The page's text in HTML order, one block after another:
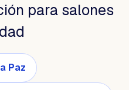
para salones
Paz